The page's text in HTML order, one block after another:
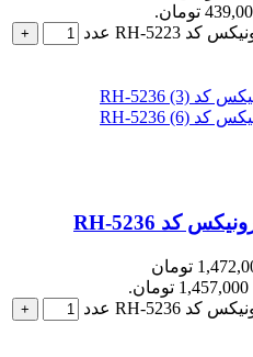
قیمت اصلی: 1,472,000 تومان